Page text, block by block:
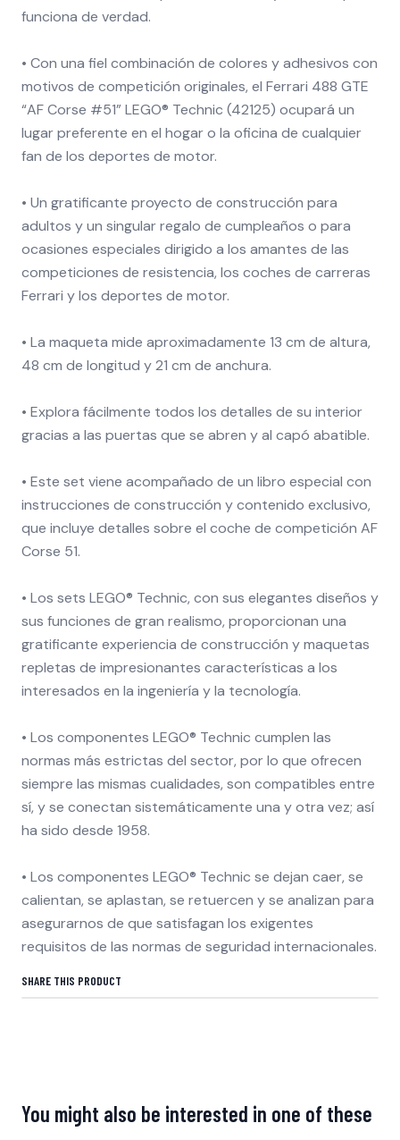
funciona de verdad.
• Con una fiel combinación de colores y adhesivos con
motivos de competición originales, el Ferrari 488 GTE
“AF Corse #51” LEGO® Technic (42125) ocupará un
lugar preferente en el hogar o la oficina de cualquier
fan de los deportes de motor.
• Un gratificante proyecto de construcción para
adultos y un singular regalo de cumpleaños o para
ocasiones especiales dirigido a los amantes de las
competiciones de resistencia, los coches de carreras
Ferrari y los deportes de motor.
• La maqueta mide aproximadamente 13 cm de altura,
48 cm de longitud y 21 cm de anchura.
• Explora fácilmente todos los detalles de su interior
gracias a las puertas que se abren y al capó abatible.
• Este set viene acompañado de un libro especial con
instrucciones de construcción y contenido exclusivo,
que incluye detalles sobre el coche de competición AF
Corse 51.
• Los sets LEGO® Technic, con sus elegantes diseños y
sus funciones de gran realismo, proporcionan una
gratificante experiencia de construcción y maquetas
repletas de impresionantes características a los
interesados en la ingeniería y la tecnología.
• Los componentes LEGO® Technic cumplen las
normas más estrictas del sector, por lo que ofrecen
siempre las mismas cualidades, son compatibles entre
sí, y se conectan sistemáticamente una y otra vez; así
ha sido desde 1958.
• Los componentes LEGO® Technic se dejan caer, se
calientan, se aplastan, se retuercen y se analizan para
asegurarnos de que satisfagan los exigentes
requisitos de las normas de seguridad internacionales.
SHARE THIS PRODUCT
You might also be interested in one of these